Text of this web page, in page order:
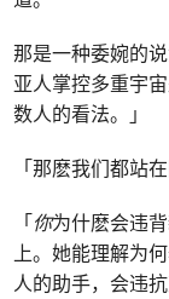
那是一种委婉的
亚人掌控多重宇
数人的看法。」
「那麽我们都站
「你为什麽会违
上。她能理解为
人的助手，会违